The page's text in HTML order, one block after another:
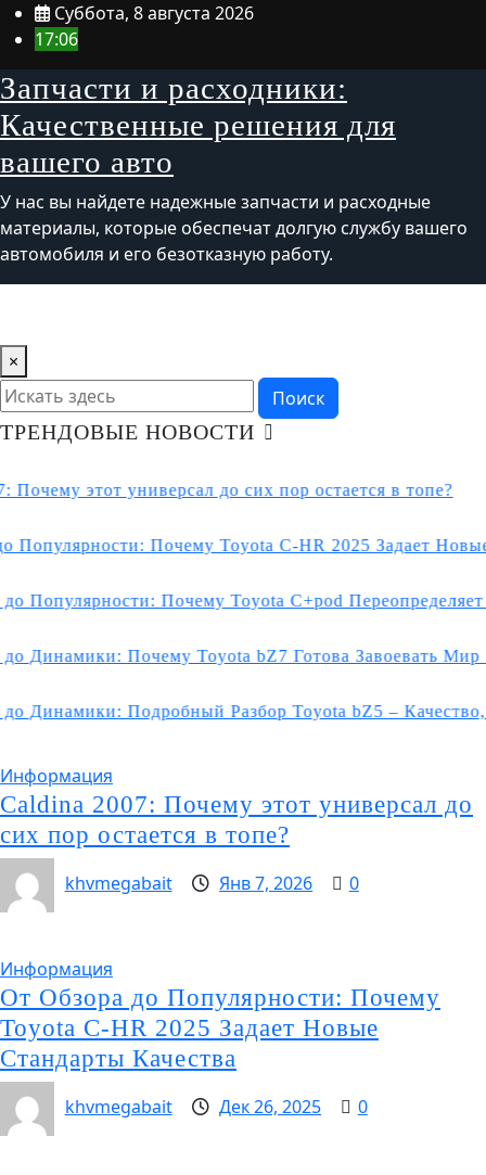
Перейти
содержимому
Суббота, 8 августа 2026
17:06
Запчасти и расходники:
Качественные решения для
вашего авто
У нас вы найдете надежные запчасти и расходные
материалы, которые обеспечат долгую службу вашего
автомобиля и его безотказную работу.
×
Поиск
ТРЕНДОВЫЕ НОВОСТИ
универсал до сих пор остается в топе?
Почему Toyota C-HR 2025 Задает Новые
Почему Toyota C+pod Переопределяет
Почему Toyota bZ7 Готова Завоевать Мир
Подробный Разбор Toyota bZ5 – Качество,
Информация
Caldina 2007: Почему этот универсал до
сих пор остается в топе?
khvmegabait Янв 7, 2026 0
Информация
От Обзора до Популярности: Почему
Toyota C-HR 2025 Задает Новые
Стандарты Качества
khvmegabait Дек 26, 2025 0